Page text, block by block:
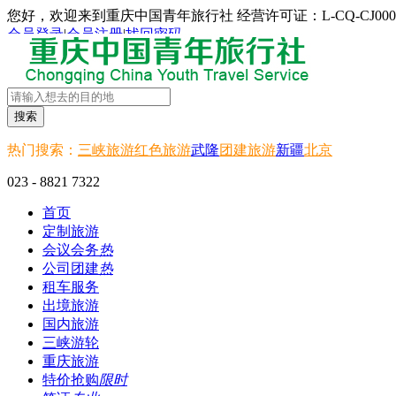
您好，欢迎来到重庆中国青年旅行社 经营许可证：L-CQ-
会员登录|会员注册|找回密码
搜索
热门搜索： 三峡旅游红色旅游武隆团建旅游新疆北京
023 - 8821 7322
首页
定制旅游
会议会务热
公司团建热
租车服务
出境旅游
国内旅游
三峡游轮
重庆旅游
特价抢购限时